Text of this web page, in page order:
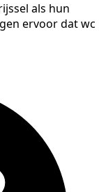
als hun
ervoor dat wc